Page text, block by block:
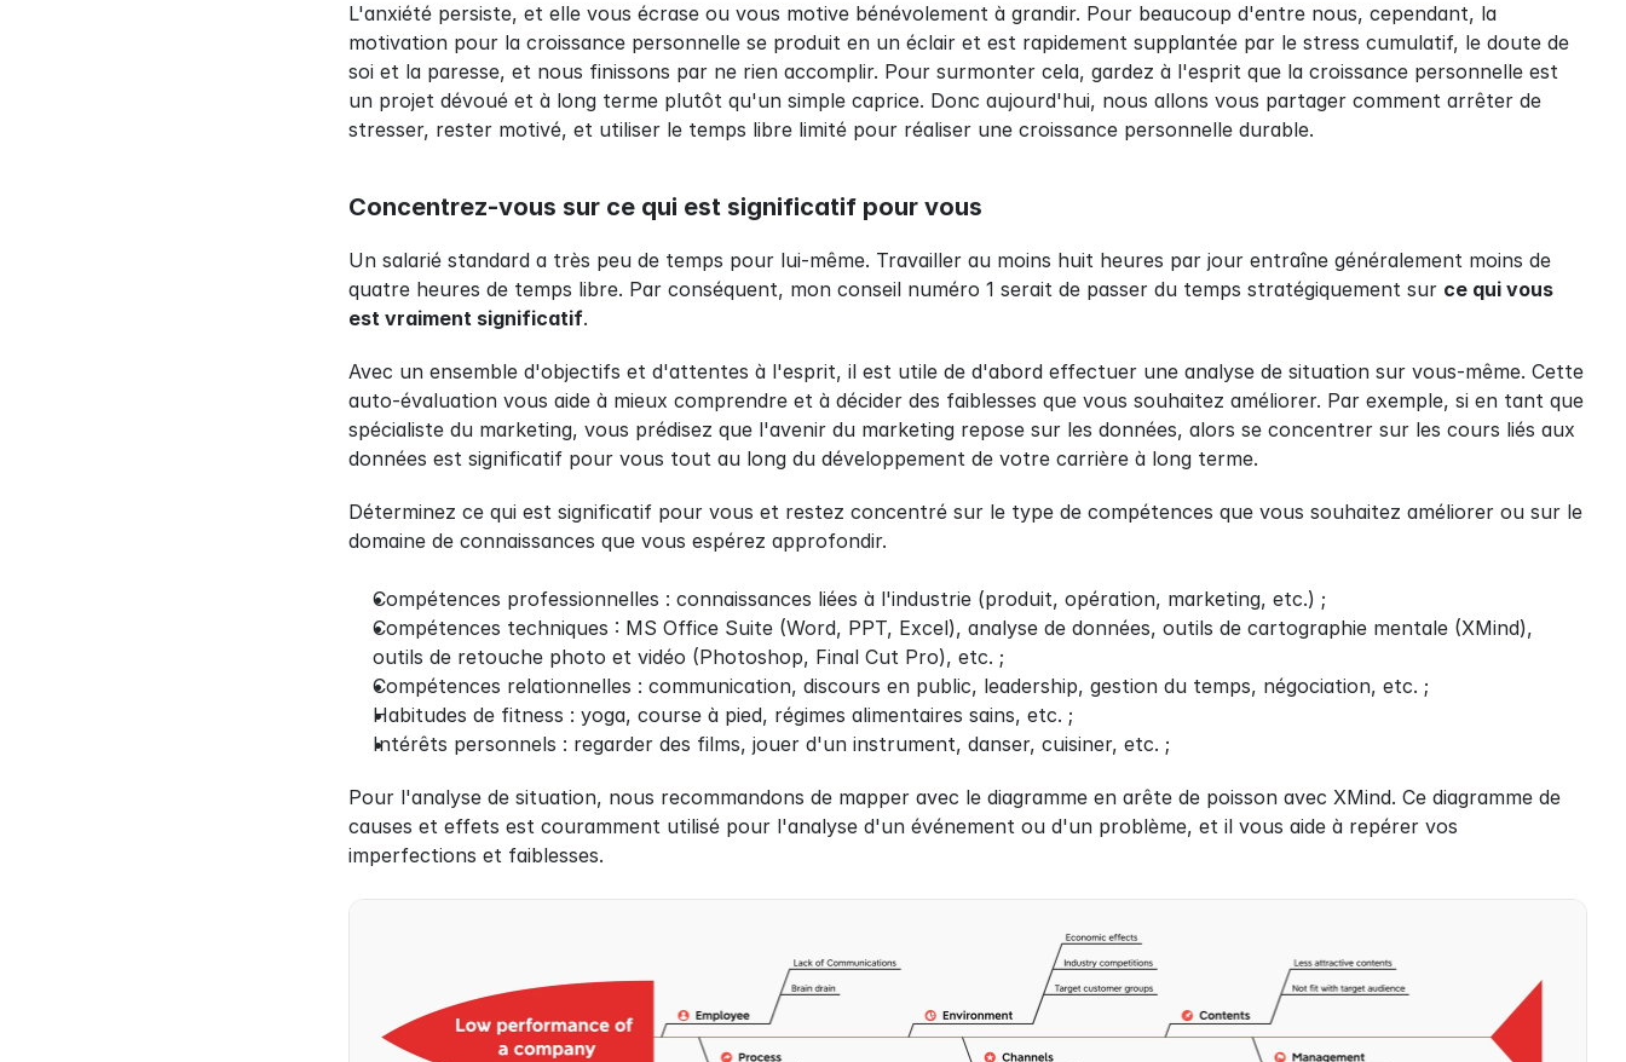
L'anxiété persiste, et elle vous écrase ou vous motive bénévolement à grandir. Pour beaucoup d'entre nous, cependant, la
motivation pour la croissance personnelle se produit en un éclair et est rapidement supplantée par le stress cumulatif, le doute de
soi et la paresse, et nous finissons par ne rien accomplir. Pour surmonter cela, gardez à l'esprit que la croissance personnelle est
un projet dévoué et à long terme plutôt qu'un simple caprice. Donc aujourd'hui, nous allons vous partager comment arrêter de
stresser, rester motivé, et utiliser le temps libre limité pour réaliser une croissance personnelle durable.
Concentrez-vous sur ce qui est significatif pour vous
Un salarié standard a très peu de temps pour lui-même. Travailler au moins huit heures par jour entraîne généralement moins de
quatre heures de temps libre. Par conséquent, mon conseil numéro 1 serait de passer du temps stratégiquement sur ce qui vous
est vraiment significatif.
Avec un ensemble d'objectifs et d'attentes à l'esprit, il est utile de d'abord effectuer une analyse de situation sur vous-même. Cette
auto-évaluation vous aide à mieux comprendre et à décider des faiblesses que vous souhaitez améliorer. Par exemple, si en tant que
spécialiste du marketing, vous prédisez que l'avenir du marketing repose sur les données, alors se concentrer sur les cours liés aux
données est significatif pour vous tout au long du développement de votre carrière à long terme.
Déterminez ce qui est significatif pour vous et restez concentré sur le type de compétences que vous souhaitez améliorer ou sur le
domaine de connaissances que vous espérez approfondir.
Compétences professionnelles : connaissances liées à l'industrie (produit, opération, marketing, etc.) ;
Compétences techniques : MS Office Suite (Word, PPT, Excel), analyse de données, outils de cartographie mentale (XMind),
outils de retouche photo et vidéo (Photoshop, Final Cut Pro), etc. ;
Compétences relationnelles : communication, discours en public, leadership, gestion du temps, négociation, etc. ;
Habitudes de fitness : yoga, course à pied, régimes alimentaires sains, etc. ;
Intérêts personnels : regarder des films, jouer d'un instrument, danser, cuisiner, etc. ;
Pour l'analyse de situation, nous recommandons de mapper avec le diagramme en arête de poisson avec XMind. Ce diagramme de
causes et effets est couramment utilisé pour l'analyse d'un événement ou d'un problème, et il vous aide à repérer vos
imperfections et faiblesses.